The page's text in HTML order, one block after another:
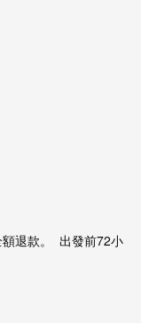
退款。 出發前72小